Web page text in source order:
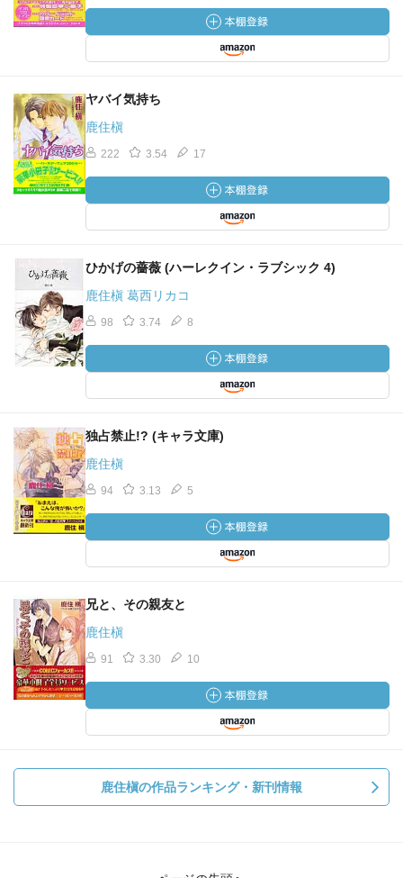
ヤバイ気持ち
鹿住槇
222 3.54 17
ひかげの薔薇 (ハーレクイン・ラブシック 4)
鹿住槇 葛西リカコ
98 3.74 8
独占禁止!? (キャラ文庫)
鹿住槇
94 3.13 5
兄と、その親友と
鹿住槇
91 3.30 10
鹿住槇の作品ランキング・新刊情報